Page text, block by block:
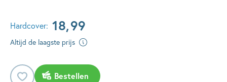
Hardcover: 18,99
Altijd de laagste prijs
Bestellen